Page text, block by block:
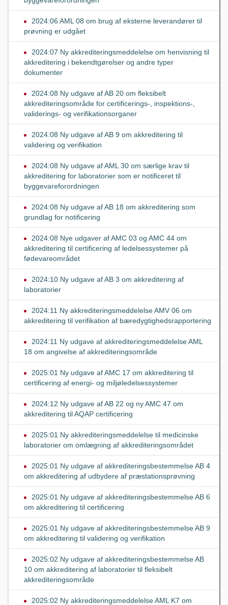
2024:06 AML 08 om brug af eksterne leverandører til
prøvning er udgået
2024:07 Ny akkrediteringsmeddelelse om henvisning til
akkreditering i bekendtgørelser og andre typer
dokumenter
2024:08 Ny udgave af AB 20 om fleksibelt
akkrediteringsområde for certificerings-, inspektions-,
validerings- og verifikationsorganer
2024:08 Ny udgave af AB 9 om akkreditering til
validering og verifikation
2024:08 Ny udgave af AML 30 om særlige krav til
akkreditering for laboratorier som er notificeret til
byggevareforordningen
2024:08 Ny udgave af AB 18 om akkreditering som
grundlag for notificering
2024:08 Nye udgaver af AMC 03 og AMC 44 om
akkreditering til certificering af ledelsessystemer på
fødevareområdet
2024:10 Ny udgave af AB 3 om akkreditering af
laboratorier
2024:11 Ny akkrediteringsmeddelelse AMV 06 om
akkreditering til verifikation af bæredygtighedsrapportering
2024:11 Ny udgave af akkrediteringsmeddelelse AML
18 om angivelse af akkrediteringsområde
2025:01 Ny udgave af AMC 17 om akkreditering til
certificering af energi- og miljøledelsessystemer
2024:12 Ny udgave af AB 22 og ny AMC 47 om
akkreditering til AQAP certificering
2025:01 Ny akkrediteringsmeddelelse til medicinske
laboratorier om omlægning af akkrediteringsområdet
2025:01 Ny udgave af akkrediteringsbestemmelse AB 4
om akkreditering af udbydere af præstationsprøvning
2025:01 Ny udgave af akkrediteringsbestemmelse AB 6
om akkreditering til certificering
2025:01 Ny udgave af akkrediteringsbestemmelse AB 9
om akkreditering til validering og verifikation
2025:02 Ny udgave af akkrediteringsbestemmelse AB
10 om akkreditering af laboratorier til fleksibelt
akkrediteringsområde
2025:02 Ny akkrediteringsmeddelelse AML K7 om